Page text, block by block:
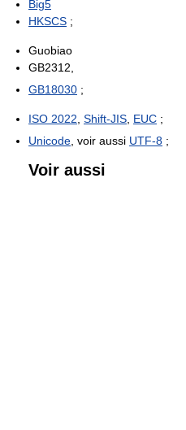
Big5
HKSCS ;
Guobiao
GB2312,
GB18030 ;
ISO 2022 Shift-JIS EUC ;
Unicode , voir aussi UTF-8 ;
Voir aussi